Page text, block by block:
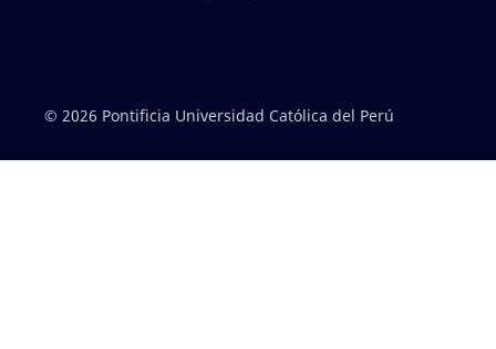
© 2026 Pontificia Universidad Católica del Perú